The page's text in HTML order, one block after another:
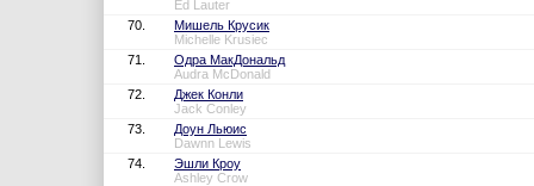
Ed Lauter
70.
Мишель Крусик
Michelle Krusiec
71.
Одра МакДональд
Audra McDonald
72.
Джек Конли
Jack Conley
73.
Доун Льюис
Dawnn Lewis
74.
Эшли Кроу
Ashley Crow